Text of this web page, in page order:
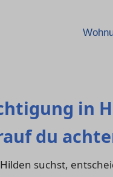
in
du
suchst,